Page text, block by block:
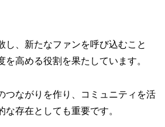
し、新たなファンを呼び込むこと
を高める役割を果たしています。
つながりを作り、コミュニティを活
存在としても重要です。